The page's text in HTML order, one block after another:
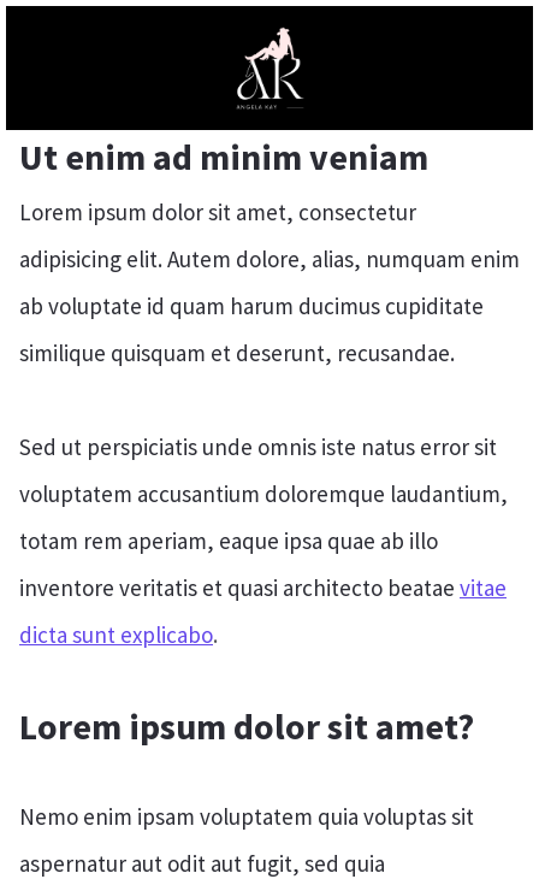
Ut enim ad minim veniam
Lorem ipsum dolor sit amet, consectetur
adipisicing elit. Autem dolore, alias, numquam enim
ab voluptate id quam harum ducimus cupiditate
similique quisquam et deserunt, recusandae.
Sed ut perspiciatis unde omnis iste natus error sit
voluptatem accusantium doloremque laudantium,
totam rem aperiam, eaque ipsa quae ab illo
inventore veritatis et quasi architecto beatae vitae
dicta sunt explicabo.
Lorem ipsum dolor sit amet?
Nemo enim ipsam voluptatem quia voluptas sit
aspernatur aut odit aut fugit, sed quia